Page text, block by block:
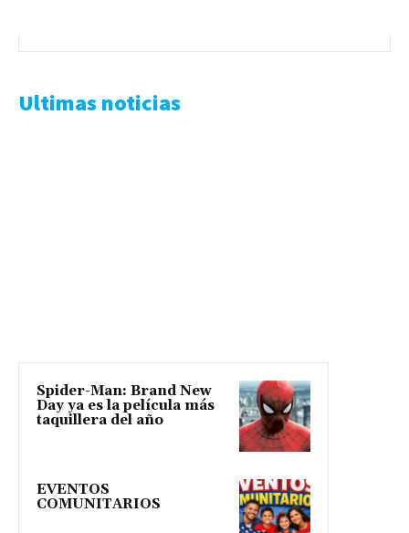
Ultimas noticias
Spider-Man: Brand New
Day ya es la película más
taquillera del año
EVENTOS
COMUNITARIOS